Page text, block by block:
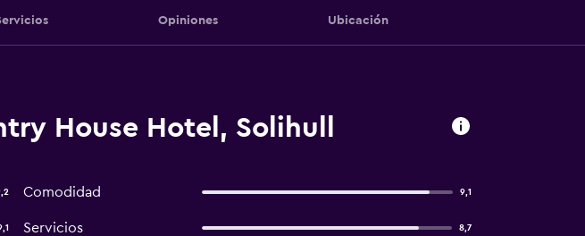
Opiniones Ubicación
House Hotel, Solihull
Comodidad 9,1
Servicios 8,7